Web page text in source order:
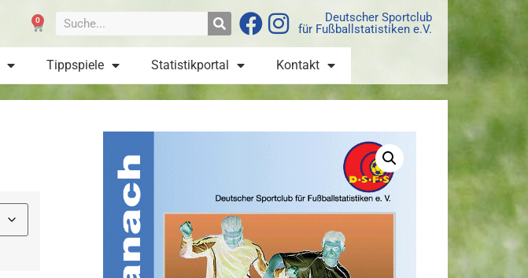
Deutscher Sportclub
für Fußballstatistiken e.V.
Tippspiele Statistikportal Kontakt
0